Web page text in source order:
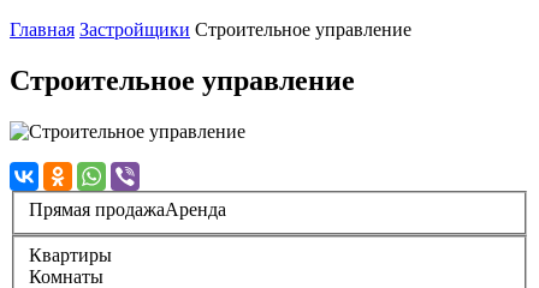
Главная Застройщики Строительное управление
Строительное управление
Прямая продажаАренда
Квартиры
Комнаты